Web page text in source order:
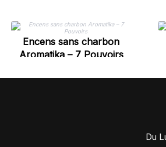
Encens sans charbon
Aromatika – 7 Pouvoirs
Du